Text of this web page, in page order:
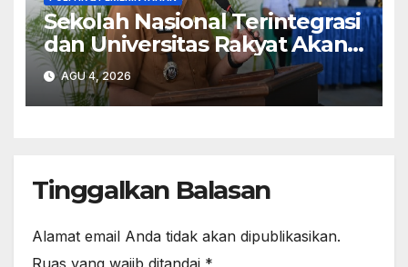
Sekolah Nasional Terintegrasi
dan Universitas Rakyat Akan
Dibangun di Kabupaten
Kupang
AGU 4, 2026
Tinggalkan Balasan
Alamat email Anda tidak akan dipublikasikan.
Ruas yang wajib ditandai *